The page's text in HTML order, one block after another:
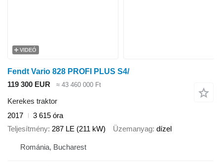
VIDEÓ
Fendt Vario 828 PROFI PLUS S4/
119 300 EUR
≈ 43 460 000 Ft
Kerekes traktor
2017
3 615 óra
Teljesítmény 287 LE (211 kW) Üzemanyag dízel
Románia, Bucharest